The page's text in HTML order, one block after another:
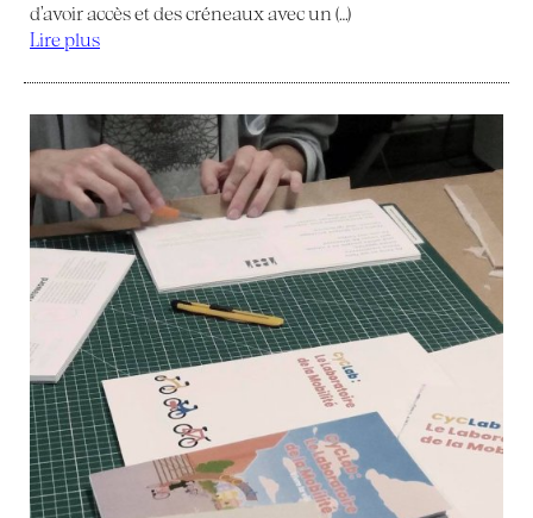
d’avoir accès et des créneaux avec un (…)
Lire plus